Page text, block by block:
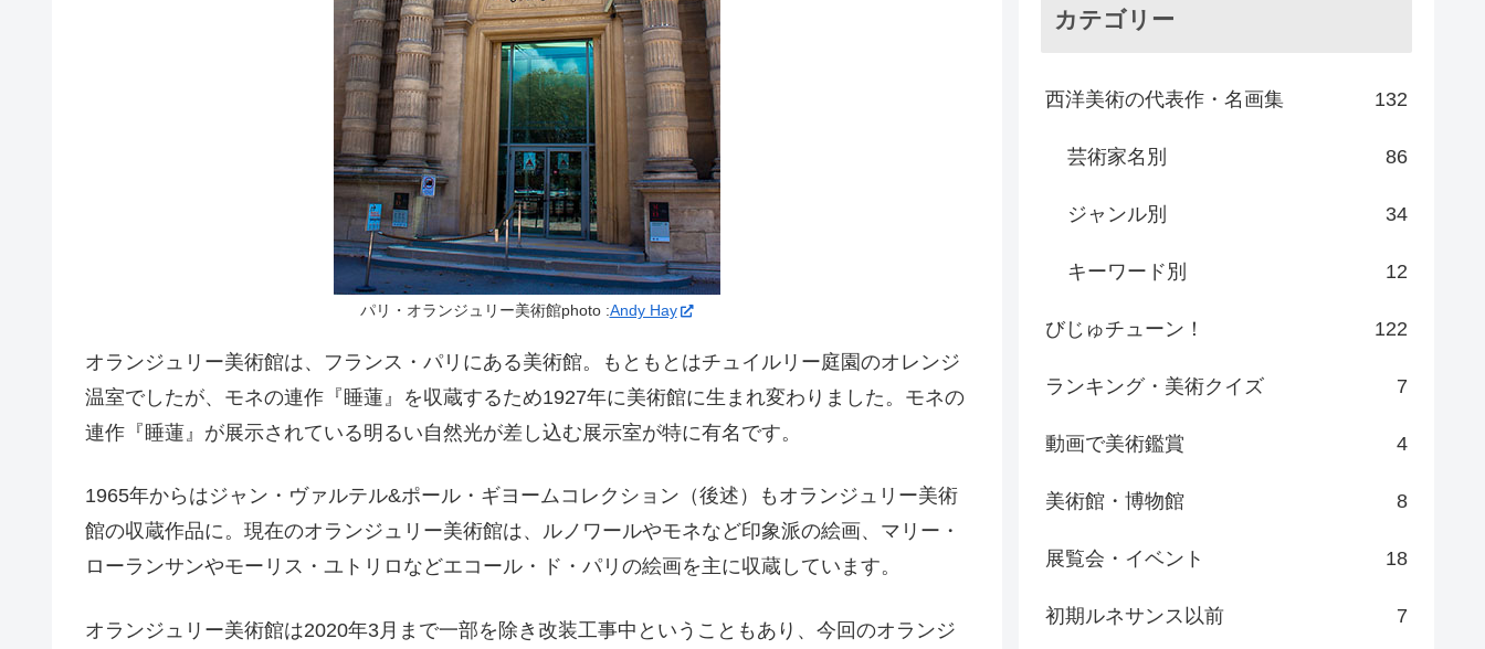
パリ・オランジュリー美術館photo :Andy Hay
オランジュリー美術館は、フランス・パリにある美術館。もともとはチュイルリー庭園のオレンジ
温室でしたが、モネの連作『睡蓮』を収蔵するため1927年に美術館に生まれ変わりました。モネの
連作『睡蓮』が展示されている明るい自然光が差し込む展示室が特に有名です。
1965年からはジャン・ヴァルテル&ポール・ギヨームコレクション（後述）もオランジュリー美術
館の収蔵作品に。現在のオランジュリー美術館は、ルノワールやモネなど印象派の絵画、マリー・
ローランサンやモーリス・ユトリロなどエコール・ド・パリの絵画を主に収蔵しています。
オランジュリー美術館は2020年3月まで一部を除き改装工事中ということもあり、今回のオランジ
カテゴリー
西洋美術の代表作・名画集 132
芸術家名別 86
ジャンル別 34
キーワード別 12
びじゅチューン！ 122
ランキング・美術クイズ 7
動画で美術鑑賞 4
美術館・博物館 8
展覧会・イベント 18
初期ルネサンス以前 7